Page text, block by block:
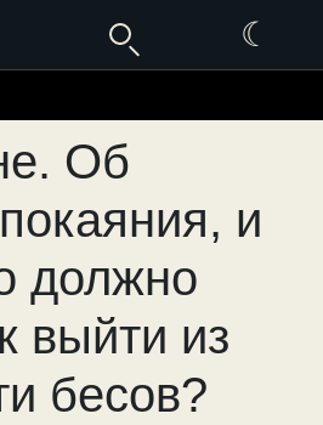
☾
Об
и
должно
выйти из
бесов?